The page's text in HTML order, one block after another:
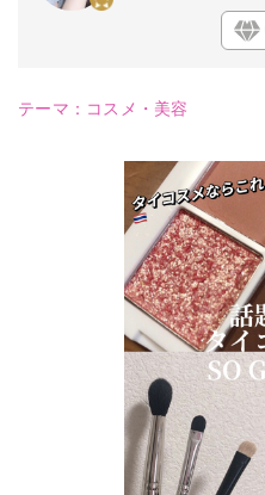
テーマ： コスメ・美容